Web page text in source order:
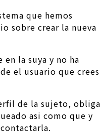
que hemos
sobre crear la nueva
la suya y no ha
el usuario que crees
de la sujeto, obliga
asi­ como que y